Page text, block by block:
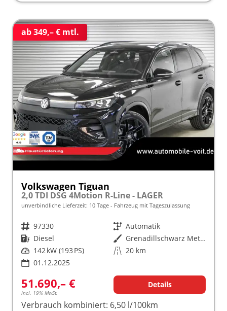
ab 349,– € mtl.
Volkswagen Tiguan
2,0 TDI DSG 4Motion R-Line - LAGER
unverbindliche Lieferzeit: 10 Tage Fahrzeug mit Tageszulassung
Fahrzeugnr. 97330 Getriebe Automatik
Kraftstoff Diesel Außenfarbe
Grenadillschwarz Metallic (0E)
Leistung 142 kW (193 PS) Kilometerstand 20 km
01.12.2025
51.690,– €
incl. 19% MwSt.
Details
Verbrauch kombiniert: 6,50 l/100km